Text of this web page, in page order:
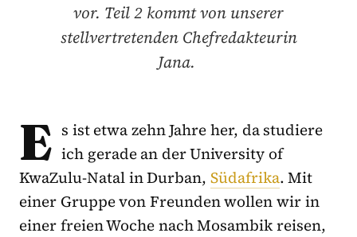
vor. Teil 2 kommt von unserer
stellvertretenden Chefredakteurin
Jana.
E s ist etwa zehn Jahre her, da studiere
ich gerade an der University of
KwaZulu-Natal in Durban, Südafrika. Mit
einer Gruppe von Freunden wollen wir in
einer freien Woche nach Mosambik reisen,